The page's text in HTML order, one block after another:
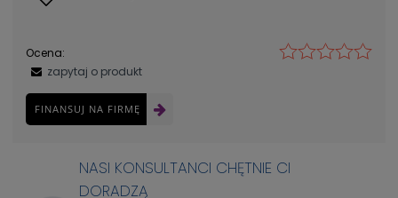
Ocena:
zapytaj o produkt
FINANSUJ NA FIRMĘ
NASI KONSULTANCI CHĘTNIE CI
DORADZĄ